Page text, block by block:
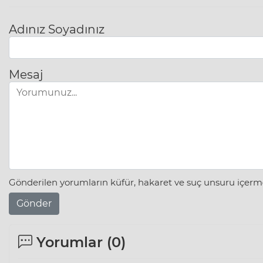
Adınız Soyadınız
Mesaj
Gönderilen yorumların küfür, hakaret ve suç unsuru
Gönder
Yorumlar (0)